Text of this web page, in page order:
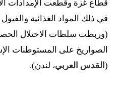
قطاع غزة وقطعت الإمدادات
في ذلك المواد الغذائية والفيول
(وربطت سلطات الاحتلال
الصواريخ على المستوطنات
( القدس العربي، لندن).